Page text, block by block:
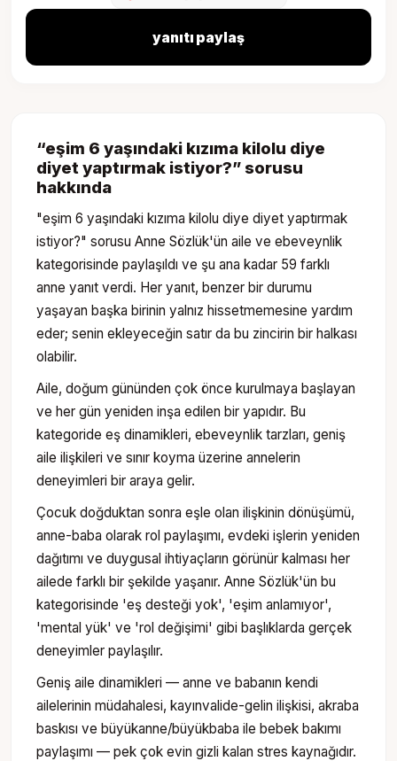
yanıtı paylaş
“eşim 6 yaşındaki kızıma kilolu diye
diyet yaptırmak istiyor?” sorusu
hakkında
"eşim 6 yaşındaki kızıma kilolu diye diyet yaptırmak
istiyor?" sorusu Anne Sözlük'ün aile ve ebeveynlik
kategorisinde paylaşıldı ve şu ana kadar 59 farklı
anne yanıt verdi. Her yanıt, benzer bir durumu
yaşayan başka birinin yalnız hissetmemesine yardım
eder; senin ekleyeceğin satır da bu zincirin bir halkası
olabilir.
Aile, doğum gününden çok önce kurulmaya başlayan
ve her gün yeniden inşa edilen bir yapıdır. Bu
kategoride eş dinamikleri, ebeveynlik tarzları, geniş
aile ilişkileri ve sınır koyma üzerine annelerin
deneyimleri bir araya gelir.
Çocuk doğduktan sonra eşle olan ilişkinin dönüşümü,
anne-baba olarak rol paylaşımı, evdeki işlerin yeniden
dağıtımı ve duygusal ihtiyaçların görünür kalması her
ailede farklı bir şekilde yaşanır. Anne Sözlük'ün bu
kategorisinde 'eş desteği yok', 'eşim anlamıyor',
'mental yük' ve 'rol değişimi' gibi başlıklarda gerçek
deneyimler paylaşılır.
Geniş aile dinamikleri — anne ve babanın kendi
ailelerinin müdahalesi, kayınvalide-gelin ilişkisi, akraba
baskısı ve büyükanne/büyükbaba ile bebek bakımı
paylaşımı — pek çok evin gizli kalan stres kaynağıdır.